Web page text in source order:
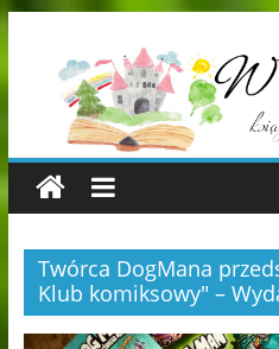
Twórca DogMana
Klub komiksowy" –